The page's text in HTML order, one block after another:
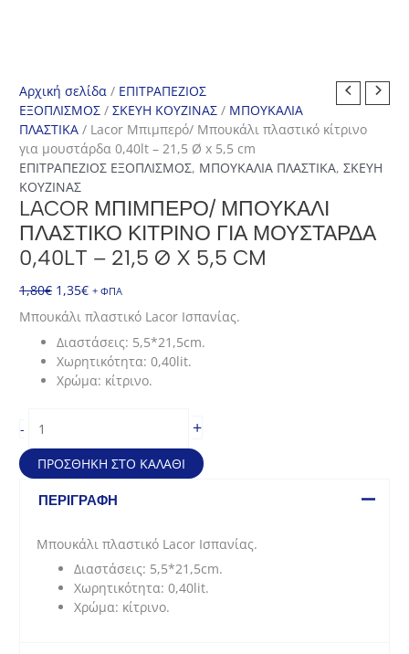
Αρχική σελίδα / ΕΠΙΤΡΑΠΕΖΙΟΣ
ΕΞΟΠΛΙΣΜΟΣ /ΣΚΕΥΗ ΚΟΥΖΙΝΑΣ / ΜΠΟΥΚΑΛΙΑ
ΠΛΑΣΤΙΚΑ / Lacor Μπιμπερό/ Μπουκάλι πλαστικό κίτρινο
για μουστάρδα 0,40lt – 21,5 Ø x 5,5 cm
ΕΠΙΤΡΑΠΕΖΙΟΣ ΕΞΟΠΛΙΣΜΟΣ, ΜΠΟΥΚΑΛΙΑ ΠΛΑΣΤΙΚΑ,ΣΚΕΥΗ
ΚΟΥΖΙΝΑΣ
LACOR ΜΠΙΜΠΕΡΌ/ ΜΠΟΥΚΆΛΙ
ΠΛΑΣΤΙΚΌ ΚΊΤΡΙΝΟ ΓΙΑ ΜΟΥΣΤΆΡΔΑ
0,40LT – 21,5 Ø X 5,5 CM
1,80€ Original
price
1,80€.
1,35€Η
τρέχουσα
είναι:
1,35€.
+ ΦΠΑ
Μπουκάλι πλαστικό Lacor Ισπανίας.
Διαστάσεις: 5,5*21,5cm.
Χωρητικότητα: 0,40lit.
Χρώμα: κίτρινο.
-
Μπιμπερό/
Μπουκάλι
πλαστικό
κίτρινο
0,40lt
+
ΠΡΟΣΘΉΚΗ ΣΤΟ ΚΑΛΆΘΙ
ΠΕΡΙΓΡΑΦΉ
Μπουκάλι πλαστικό Lacor Ισπανίας.
Διαστάσεις: 5,5*21,5cm.
Χωρητικότητα: 0,40lit.
Χρώμα: κίτρινο.